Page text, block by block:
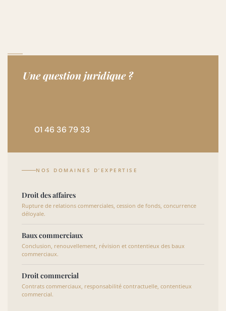
Une question juridique ?
01 46 36 79 33
NOS DOMAINES D’EXPERTISE
Droit des affaires
Rupture de relations commerciales, cession de fonds, concurrence
déloyale.
Baux commerciaux
Conclusion, renouvellement, révision et contentieux des baux
commerciaux.
Droit commercial
Contrats commerciaux, responsabilité contractuelle, contentieux
commercial.